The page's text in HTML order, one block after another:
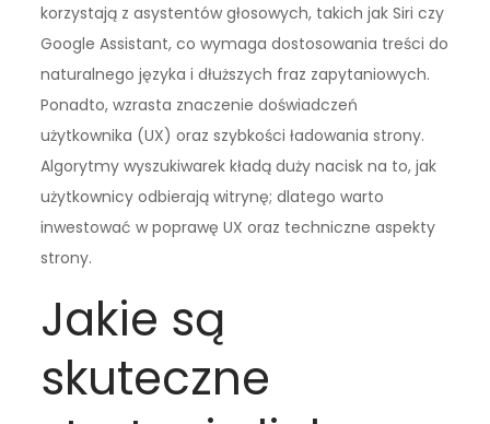
korzystają z asystentów głosowych, takich jak Siri czy
Google Assistant, co wymaga dostosowania treści do
naturalnego języka i dłuższych fraz zapytaniowych.
Ponadto, wzrasta znaczenie doświadczeń
użytkownika (UX) oraz szybkości ładowania strony.
Algorytmy wyszukiwarek kładą duży nacisk na to, jak
użytkownicy odbierają witrynę; dlatego warto
inwestować w poprawę UX oraz techniczne aspekty
strony.
Jakie są
skuteczne